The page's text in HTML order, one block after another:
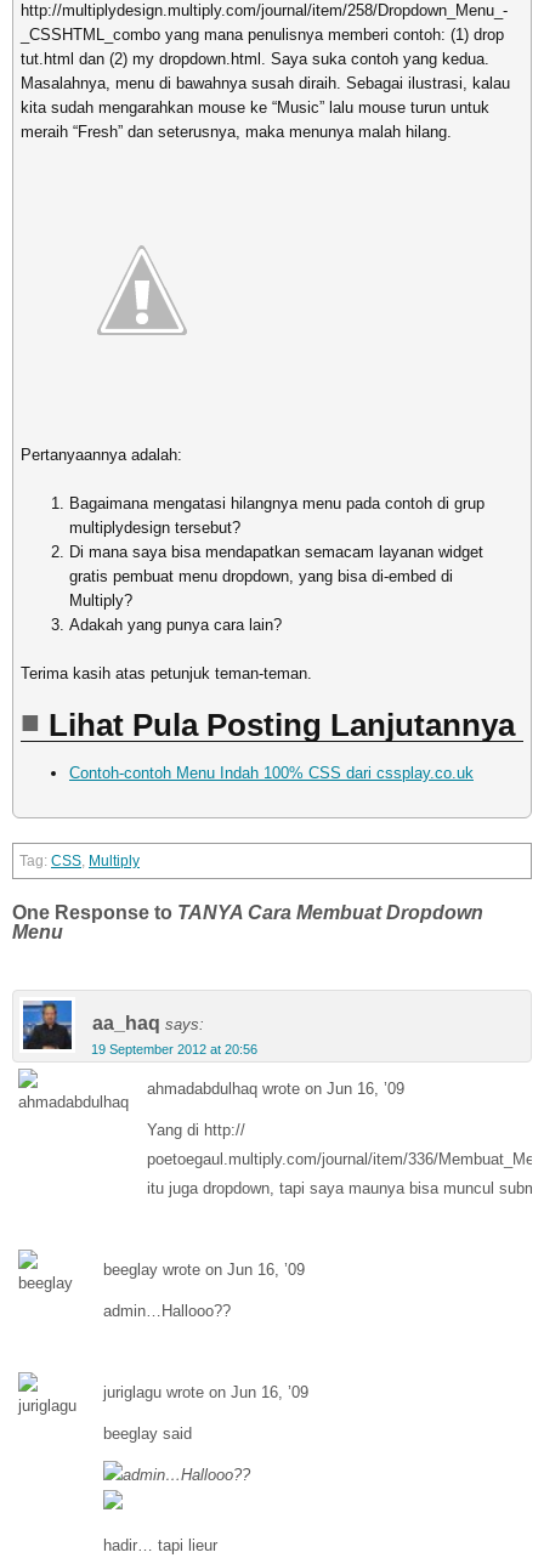
http://multiplydesign.multiply.com/journal/item/258/Dropdown_Menu_-
_CSSHTML_combo yang mana penulisnya memberi contoh: (1) drop
tut.html dan (2) my dropdown.html. Saya suka contoh yang kedua.
Masalahnya, menu di bawahnya susah diraih. Sebagai ilustrasi, kalau
kita sudah mengarahkan mouse ke “Music” lalu mouse turun untuk
meraih “Fresh” dan seterusnya, maka menunya malah hilang.
Pertanyaannya adalah:
Bagaimana mengatasi hilangnya menu pada contoh di grup
multiplydesign tersebut?
Di mana saya bisa mendapatkan semacam layanan widget
gratis pembuat menu dropdown, yang bisa di-embed di
Multiply?
Adakah yang punya cara lain?
Terima kasih atas petunjuk teman-teman.
Lihat Pula Posting Lanjutannya
Contoh-contoh Menu Indah 100% CSS dari cssplay.co.uk
CSS, Multiply
One Response to TANYA Cara Membuat Dropdown
Menu
aa_haq says:
19 September 2012 at 20:56
ahmadabdulhaq wrote on Jun 16, ’09
Yang di http://
poetoegaul.multiply.com/journal/item/336/
itu juga dropdown, tapi saya maunya bisa muncul
beeglay wrote on Jun 16, ’09
admin…Hallooo??
juriglagu wrote on Jun 16, ’09
beeglay said
admin…Hallooo??
hadir… tapi lieur